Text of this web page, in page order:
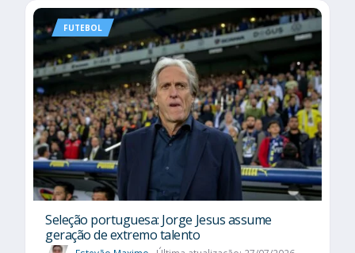
FUTEBOL
Seleção portuguesa: Jorge Jesus assume
geração de extremo talento